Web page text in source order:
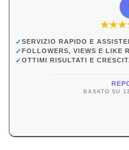
★★★
✓SERVIZIO RAPIDO E
✓FOLLOWERS, VIEWS E LIKE
✓OTTIMI RISULTATI E
BASATO SU